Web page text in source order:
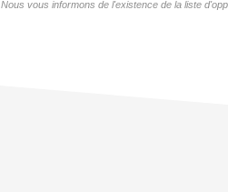
. Nous vous informons de l'existence de la liste